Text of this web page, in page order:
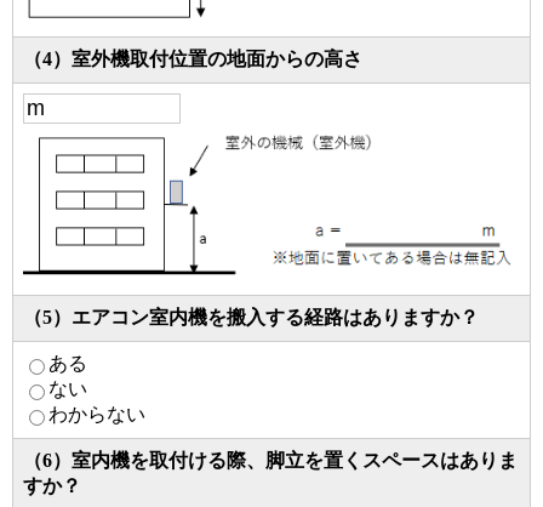
（4）室外機取付位置の地面からの高さ
（5）エアコン室内機を搬入する経路はありますか？
ある
ない
わからない
（6）室内機を取付ける際、脚立を置くスペースはありま
すか？